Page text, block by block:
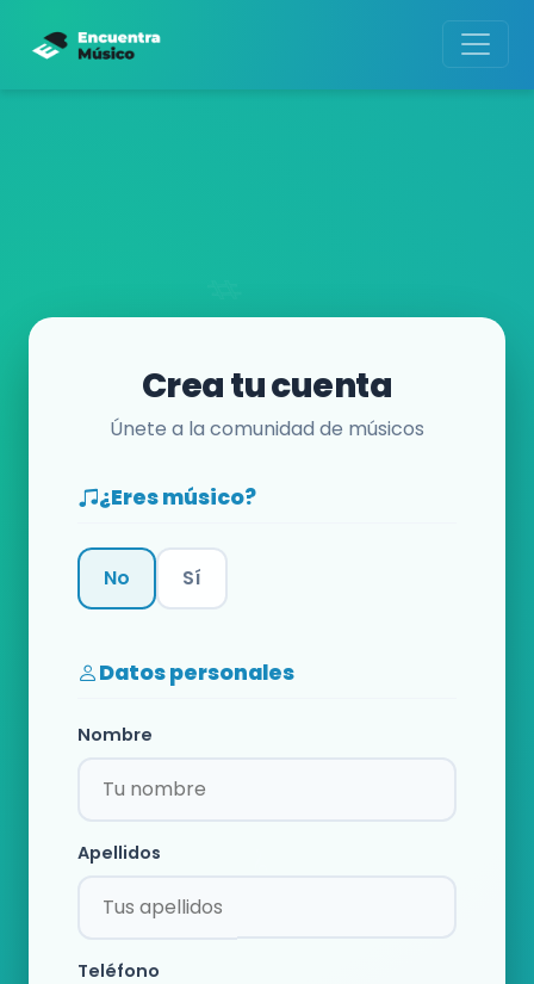
Crea tu cuenta
Únete a la comunidad de músicos
¿Eres músico?
No Sí
Datos personales
Nombre
Apellidos
Teléfono